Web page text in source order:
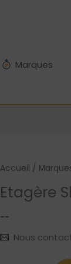
Marques
Accueil /
Etagère
--
Nous